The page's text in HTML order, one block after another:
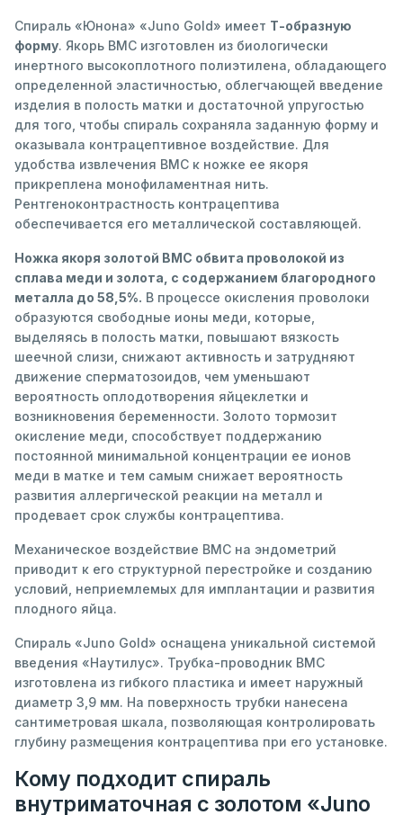
Спираль «Юнона» «Juno Gold» имеет Т-образную
форму. Якорь ВМС изготовлен из биологически
инертного высокоплотного полиэтилена, обладающего
определенной эластичностью, облегчающей введение
изделия в полость матки и достаточной упругостью
для того, чтобы спираль сохраняла заданную форму и
оказывала контрацептивное воздействие. Для
удобства извлечения ВМС к ножке ее якоря
прикреплена монофиламентная нить.
Рентгеноконтрастность контрацептива
обеспечивается его металлической составляющей.
Ножка якоря золотой ВМС обвита проволокой из
сплава меди и золота, с содержанием благородного
металла до 58,5%. В процессе окисления проволоки
образуются свободные ионы меди, которые,
выделяясь в полость матки, повышают вязкость
шеечной слизи, снижают активность и затрудняют
движение сперматозоидов, чем уменьшают
вероятность оплодотворения яйцеклетки и
возникновения беременности. Золото тормозит
окисление меди, способствует поддержанию
постоянной минимальной концентрации ее ионов
меди в матке и тем самым снижает вероятность
развития аллергической реакции на металл и
продевает срок службы контрацептива.
Механическое воздействие ВМС на эндометрий
приводит к его структурной перестройке и созданию
условий, неприемлемых для имплантации и развития
плодного яйца.
Спираль «Juno Gold» оснащена уникальной системой
введения «Наутилус». Трубка-проводник ВМС
изготовлена из гибкого пластика и имеет наружный
диаметр 3,9 мм. На поверхность трубки нанесена
сантиметровая шкала, позволяющая контролировать
глубину размещения контрацептива при его установке.
Кому подходит спираль
внутриматочная с золотом «Juno